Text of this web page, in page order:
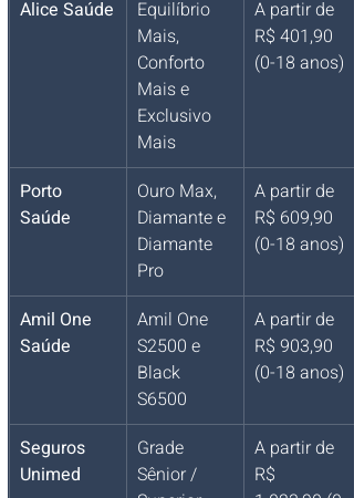
Alice Saúde
Equilíbrio
Mais,
Conforto
Mais e
Exclusivo
Mais
A partir de
R$ 401,90
(0-18 anos)
Porto
Saúde
Ouro Max,
Diamante e
Diamante
Pro
A partir de
R$ 609,90
(0-18 anos)
Amil One
Saúde
Amil One
S2500 e
Black
S6500
A partir de
R$ 903,90
(0-18 anos)
Seguros
Unimed
Grade
Sênior /
A partir de
R$